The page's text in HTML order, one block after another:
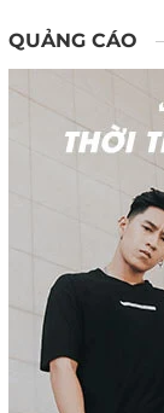
QUẢNG CÁO